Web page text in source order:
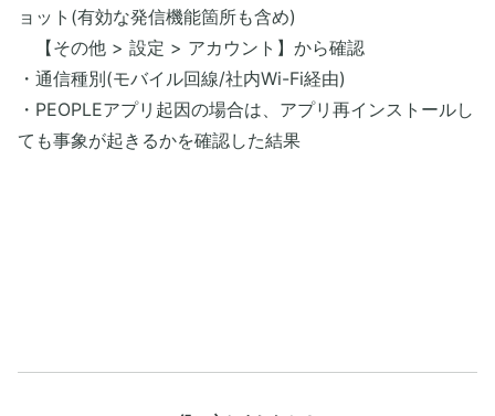
ョット(有効な発信機能箇所も含め)
【その他 > 設定 > アカウント】から確認
・通信種別(モバイル回線/社内Wi-Fi経由)
・PEOPLEアプリ起因の場合は、アプリ再インストールし
ても事象が起きるかを確認した結果